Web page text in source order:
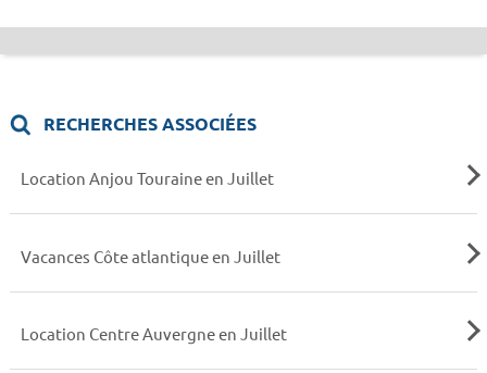
RECHERCHES ASSOCIÉES
Location Anjou Touraine en Juillet
Vacances Côte atlantique en Juillet
Location Centre Auvergne en Juillet